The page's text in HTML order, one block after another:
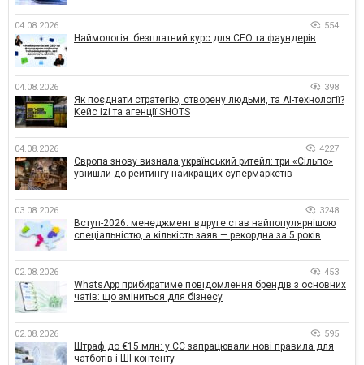
04.08.2026 554
Наймологія: безплатний курс для CEO та фаундерів
04.08.2026 398
Як поєднати стратегію, створену людьми, та AI-технології?
Кейс izi та агенції SHOTS
04.08.2026 4227
Європа знову визнала український ритейл: три «Сільпо»
увійшли до рейтингу найкращих супермаркетів
03.08.2026 3248
Вступ-2026: менеджмент вдруге став найпопулярнішою
спеціальністю, а кількість заяв — рекордна за 5 років
02.08.2026 453
WhatsApp прибиратиме повідомлення брендів з основних
чатів: що зміниться для бізнесу
02.08.2026 595
Штраф до €15 млн: у ЄС запрацювали нові правила для
чатботів і ШІ-контенту